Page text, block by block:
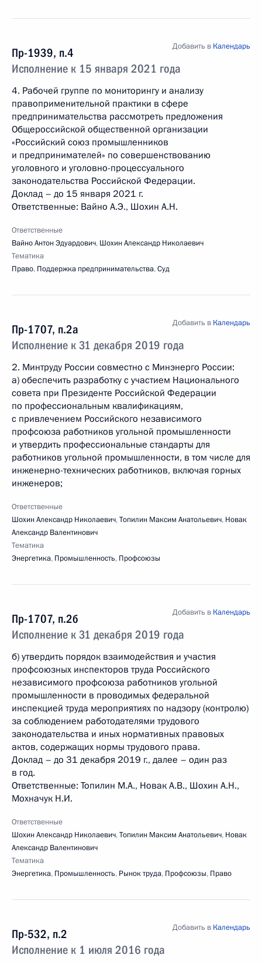
Пр-1939, п.4
Исполнение к 15 января 2021 года
Добавить в Календарь
4. Рабочей группе по мониторингу и анализу
правоприменительной практики в сфере
предпринимательства рассмотреть предложения
Общероссийской общественной организации
«Российский союз промышленников
и предпринимателей» по совершенствованию
уголовного и уголовно-процессуального
законодательства Российской Федерации.
Доклад – до 15 января 2021 г.
Ответственные: Вайно А.Э., Шохин А.Н.
Ответственные
Вайно Антон Эдуардович, Шохин Александр Николаевич
Тематика
Право, Поддержка предпринимательства,Суд
Пр-1707, п.2а
Исполнение к 31 декабря 2019 года
Добавить в Календарь
2. Минтруду России совместно с Минэнерго России:
а) обеспечить разработку с участием Национального
совета при Президенте Российской Федерации
по профессиональным квалификациям,
с привлечением Российского независимого
профсоюза работников угольной промышленности
и утвердить профессиональные стандарты для
работников угольной промышленности, в том числе для
инженерно-технических работников, включая горных
инженеров;
Ответственные
Шохин Александр Николаевич,Топилин Максим Анатольевич, Новак
Александр Валентинович
Тематика
Энергетика, Промышленность, Профсоюзы
Пр-1707, п.2б
Исполнение к 31 декабря 2019 года
Добавить в Календарь
б) утвердить порядок взаимодействия и участия
профсоюзных инспекторов труда Российского
независимого профсоюза работников угольной
промышленности в проводимых федеральной
инспекцией труда мероприятиях по надзору (контролю)
за соблюдением работодателями трудового
законодательства и иных нормативных правовых
актов, содержащих нормы трудового права.
Доклад – до 31 декабря 2019 г., далее – один раз
в год.
Ответственные: Топилин М.А., Новак А.В., Шохин А.Н.,
Мохначук Н.И.
Ответственные
Шохин Александр Николаевич,Топилин Максим Анатольевич, Новак
Александр Валентинович
Тематика
Энергетика, Промышленность, Рынок труда, Профсоюзы, Право
Пр-532, п.2
Исполнение к 1 июля 2016 года
Добавить в Календарь